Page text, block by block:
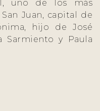
uno de los más
Juan, capital de
hijo de José
Sarmiento y Paula